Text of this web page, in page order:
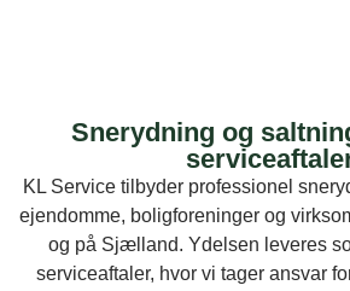
Snerydning og
KL Service tilbyder professionel
ejendomme, boligforeninger og
og på Sjælland. Ydelsen leveres
serviceaftaler, hvor vi tager ansvar